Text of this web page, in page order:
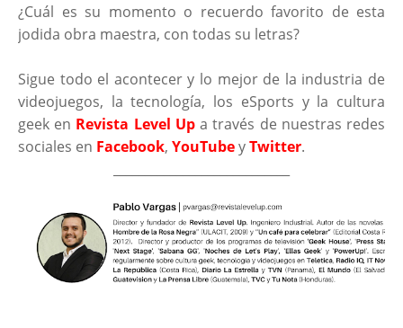
¿Cuál es su momento o recuerdo favorito de esta
jodida obra maestra, con todas su letras?
Sigue todo el acontecer y lo mejor de la industria de
videojuegos, la tecnología, los eSports y la cultura
geek en Revista Level Upa través de nuestras redes
sociales en Facebook, YouTubeyTwitter.